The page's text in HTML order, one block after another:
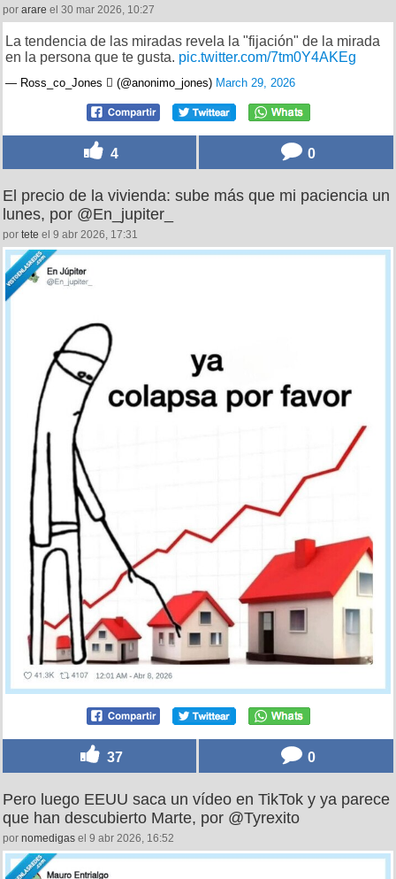
por arare el 30 mar 2026, 10:27
La tendencia de las miradas revela la "fijación" de la mirada
en la persona que te gusta. pic.twitter.com/7tm0Y4AKEg
— Ross_co_Jones  (@anonimo_jones) March 29, 2026
4 0
El precio de la vivienda: sube más que mi paciencia un
lunes, por @En_jupiter_
por tete el 9 abr 2026, 17:31
37 0
Pero luego EEUU saca un vídeo en TikTok y ya parece
que han descubierto Marte, por @Tyrexito
por nomedigas el 9 abr 2026, 16:52